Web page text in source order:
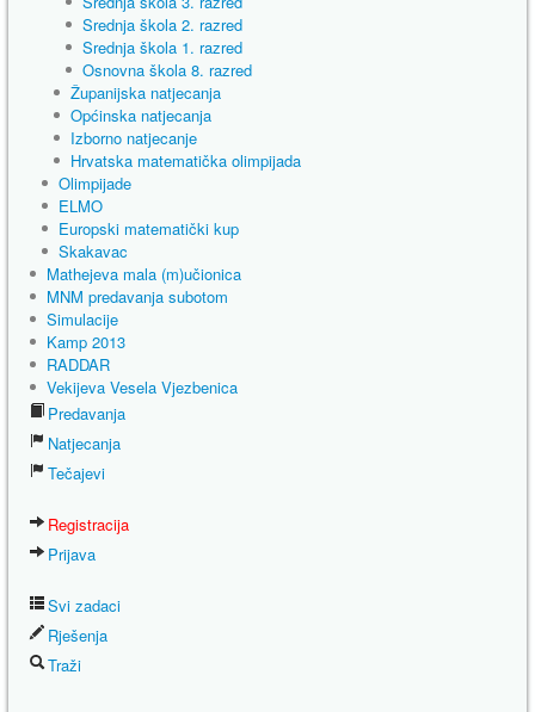
Srednja škola 2. razred
Srednja škola 1. razred
Osnovna škola 8. razred
Županijska natjecanja
Općinska natjecanja
Izborno natjecanje
Hrvatska matematička olimpijada
Olimpijade
ELMO
Europski matematički kup
Skakavac
Mathejeva mala (m)učionica
MNM predavanja subotom
Simulacije
Kamp 2013
RADDAR
Vekijeva Vesela Vjezbenica
Predavanja
Natjecanja
Tečajevi
Registracija
Prijava
Svi zadaci
Rješenja
Traži